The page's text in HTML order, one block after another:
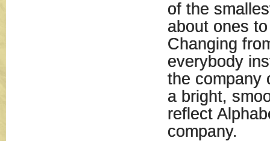
of the
about ones
Changing
everybody
the company
a bright,
reflect
company.